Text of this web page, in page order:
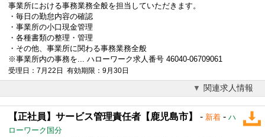
事業所における事務業務全般を担当していただきます。
・毎日の勤怠内容の確認
・事業所の小口現金管理
・各種書類の整理・管理
・その他、事業所に関わる事務業務全般
※事業所内の事務を... ハローワーク求人番号 46040-06709061
受理日：7月22日 有効期限：9月30日
関連求人情報
【正社員】サービス管理責任者【鹿児島市】 - 新着 - ハ
ローワーク国分